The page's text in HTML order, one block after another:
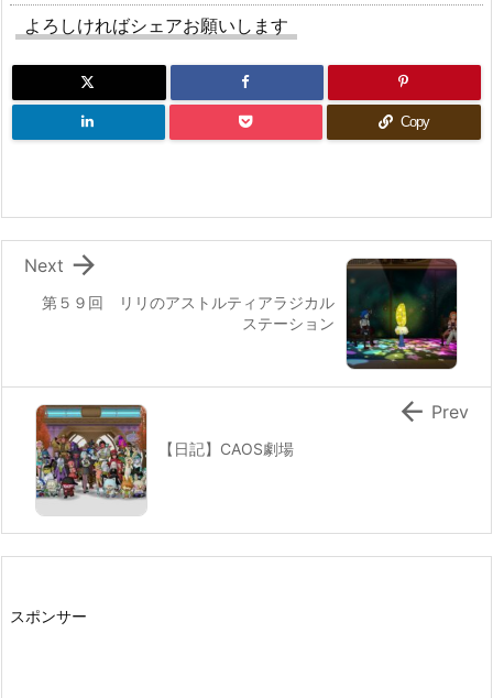
よろしければシェアお願いします
Copy
第５９回 リリのアストルティアラジカル
ステーション

Next
【日記】CAOS劇場
 Prev
スポンサー